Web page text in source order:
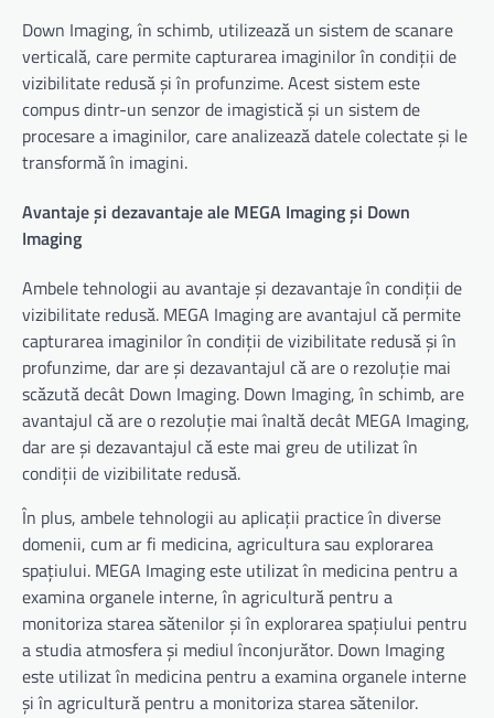
Down Imaging, în schimb, utilizează un sistem de scanare
verticală, care permite capturarea imaginilor în condiții de
vizibilitate redusă și în profunzime. Acest sistem este
compus dintr-un senzor de imagistică și un sistem de
procesare a imaginilor, care analizează datele colectate și le
transformă în imagini.
Avantaje și dezavantaje ale MEGA Imaging și Down
Imaging
Ambele tehnologii au avantaje și dezavantaje în condiții de
vizibilitate redusă. MEGA Imaging are avantajul că permite
capturarea imaginilor în condiții de vizibilitate redusă și în
profunzime, dar are și dezavantajul că are o rezoluție mai
scăzută decât Down Imaging. Down Imaging, în schimb, are
avantajul că are o rezoluție mai înaltă decât MEGA Imaging,
dar are și dezavantajul că este mai greu de utilizat în
condiții de vizibilitate redusă.
În plus, ambele tehnologii au aplicații practice în diverse
domenii, cum ar fi medicina, agricultura sau explorarea
spațiului. MEGA Imaging este utilizat în medicina pentru a
examina organele interne, în agricultură pentru a
monitoriza starea sătenilor și în explorarea spațiului pentru
a studia atmosfera și mediul înconjurător. Down Imaging
este utilizat în medicina pentru a examina organele interne
și în agricultură pentru a monitoriza starea sătenilor.